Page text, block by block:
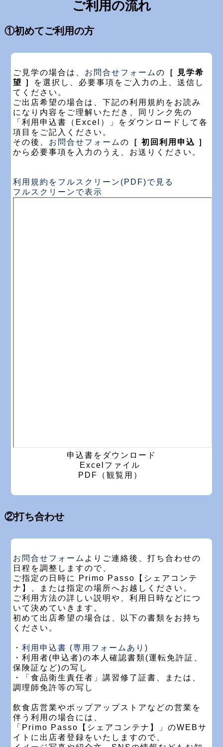
ご利用の流れ
①初めてご利用の方
ご見学の場合は、 お問合せフォームの
［ 見学希
望 ］ を選択し、必要事項をご入力の上、送信し
てください。
ご出店希望の場合は、下記の利用規約をお読み
になり内容をご理解いただき、同リンク先の
「利用申込書（Excel）」をダウンロードして各
項目をご記入ください。
その後、 お問合せフォームの
［ 初回利用申込 ］
から必要事項を入力のうえ、お送りください。
利用規約をフルスクリーン(PDF)で見る
フルスクリーンで表示
申込書をダウンロード
Excelファイル
PDF（観覧用）
②打ち合わせ
お問合せフォーム よりご連絡後、打ち合わせの
日程を調整しますので、
ご指定の日時に Primo Passo【シェアコンテ
ナ】、または指定の場所へお越しください。
ご利用方法の詳しい説明や、利用日時などにつ
いて決めていきます。
初めて出店希望の場合は、以下の書類をお持ち
ください。
・利用申込書 (専用フォームあり)
・利用者(申込者)の本人確認書類(運転免許証、
保険証など)の写し
・「食品衛生責任者」講習修了証書、または、
調理師免許等の写し
飲食店営業やポップアップストアなどの営業を
伴う利用の場合には、
「Primo Passo【シェアコンテナ】」のWEBサ
イトに出店者登録をいたしますので、